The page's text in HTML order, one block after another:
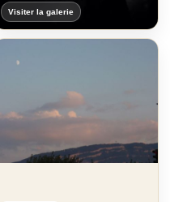
Visiter la galerie